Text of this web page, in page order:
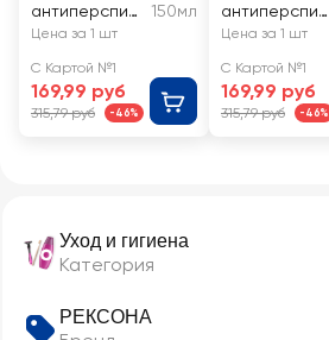
Уход и гигиена
Категория
РЕКСОНА
антиперспир
ант спрей
РЕКСОНА
Сухость
пудры
150мл
Цена за 1 шт
С Картой №1
169,99 руб
315,79 руб -46%
антиперспир
ант спрей
РЕКСОНА
Crystal Clear
Aqua
Цена за 1 шт
С Картой №1
169,99 руб
315,79 руб -46%